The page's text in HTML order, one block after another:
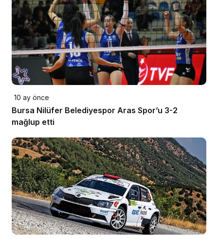
10 ay önce
Bursa Nilüfer Belediyespor Aras Spor’u 3-2
mağlup etti